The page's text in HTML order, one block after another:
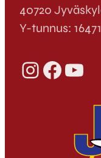
40720
Y-tunnus:
InstagramFacebook YouTube